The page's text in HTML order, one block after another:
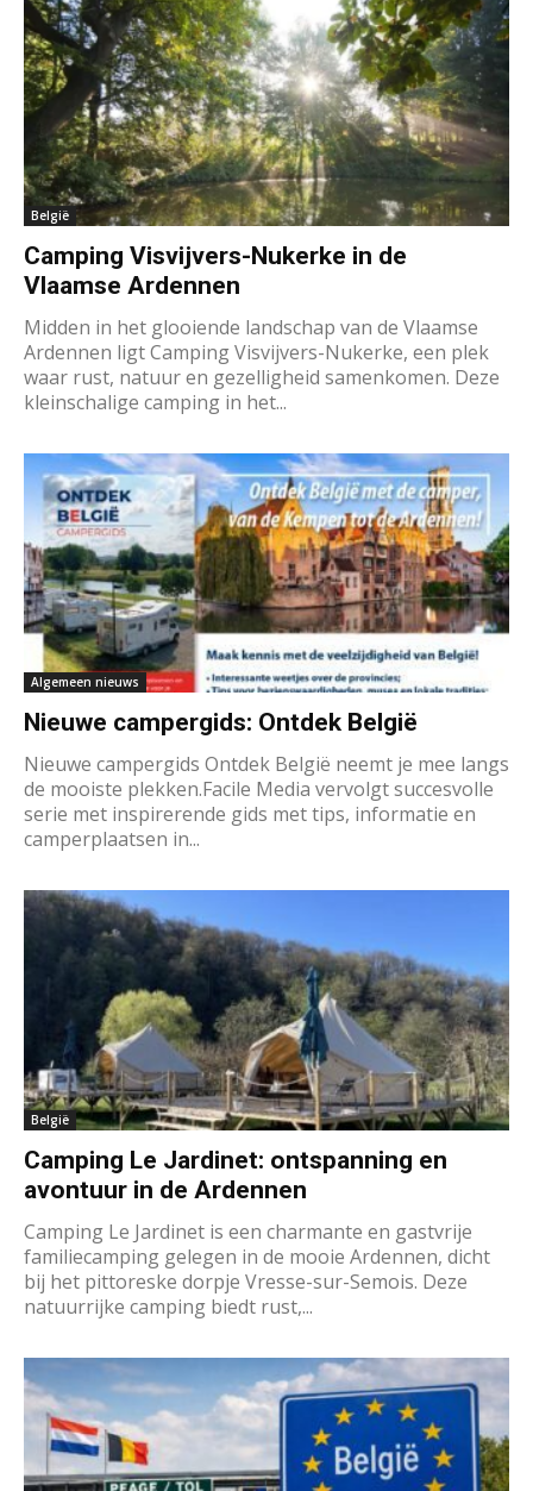
België
Camping Visvijvers-Nukerke in de
Vlaamse Ardennen
Midden in het glooiende landschap van de Vlaamse
Ardennen ligt Camping Visvijvers-Nukerke, een plek
waar rust, natuur en gezelligheid samenkomen. Deze
kleinschalige camping in het...
Algemeen nieuws
Nieuwe campergids: Ontdek België
Nieuwe campergids Ontdek België neemt je mee langs
de mooiste plekken.Facile Media vervolgt succesvolle
serie met inspirerende gids met tips, informatie en
camperplaatsen in...
België
Camping Le Jardinet: ontspanning en
avontuur in de Ardennen
Camping Le Jardinet is een charmante en gastvrije
familiecamping gelegen in de mooie Ardennen, dicht
bij het pittoreske dorpje Vresse-sur-Semois. Deze
natuurrijke camping biedt rust,...